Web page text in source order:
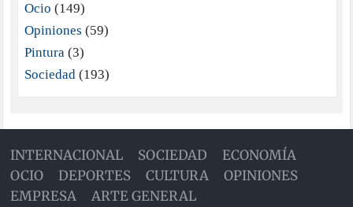
Ocio (149)
Opiniones (59)
Pintura(3)
Sociedad(193)
INTERNACIONAL SOCIEDAD
ECONOMÍA
OCIO
DEPORTES CULTURA
OPINIONES
EMPRESA
ARTE GENERAL